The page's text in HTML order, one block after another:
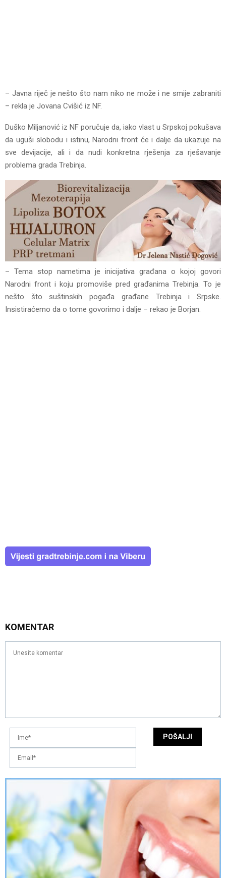
– Javna riječ je nešto što nam niko ne može i ne smije zabraniti
– rekla je Jovana Cvišić iz NF.
Duško Miljanović iz NF poručuje da, iako vlast u Srpskoj pokušava
da uguši slobodu i istinu, Narodni front će i dalje da ukazuje na
sve devijacije, ali i da nudi konkretna rješenja za rješavanje
problema grada Trebinja.
– Tema stop nametima je inicijativa građana o kojoj govori
Narodni front i koju promoviše pred građanima Trebinja. To je
nešto što suštinskih pogađa građane Trebinja i Srpske.
Insistiraćemo da o tome govorimo i dalje – rekao je Borjan.
KOMENTAR